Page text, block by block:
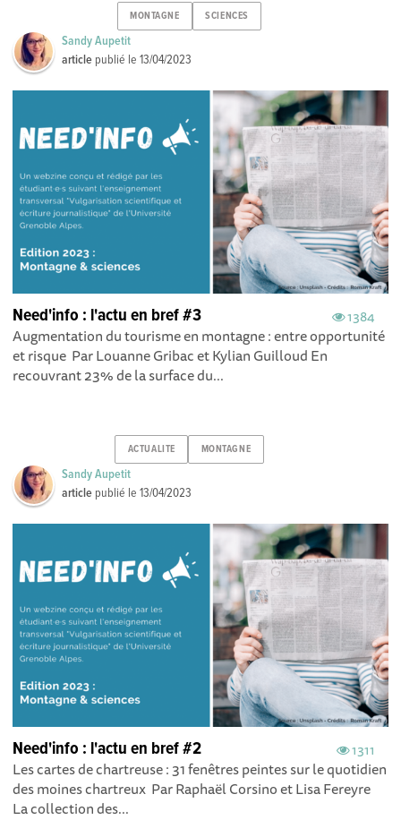
MONTAGNE SCIENCES
Sandy Aupetit
article publié le13/04/2023
1384
Need'info : l'actu en bref #3
Augmentation du tourisme en montagne : entre opportunité
et risque Par Louanne Gribac et Kylian Guilloud En
recouvrant 23% de la surface du...
ACTUALITE MONTAGNE
Sandy Aupetit
article publié le13/04/2023
1311
Need'info : l'actu en bref #2
Les cartes de chartreuse : 31 fenêtres peintes sur le quotidien
des moines chartreux Par Raphaël Corsino et Lisa Fereyre
La collection des...